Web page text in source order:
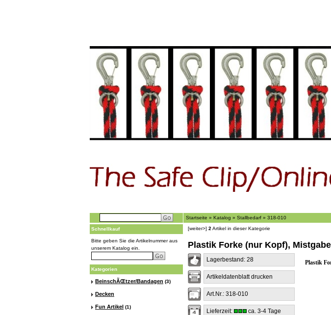
Startseite » Katalog » Stallbedarf » 318-010
Schnellkauf
Bitte geben Sie die Artikelnummer aus
unserem Katalog ein.
Kategorien
BeinschÃŒtzer/Bandagen (3)
Decken
Fun Artikel (1)
[weiter>] 2 Artikel in dieser Kategorie
Plastik Forke (nur Kopf), Mistgabel
Lagerbestand: 28
Artikeldatenblatt drucken
Art.Nr.: 318-010
Lieferzeit: ca. 3-4 Tage
Plastik